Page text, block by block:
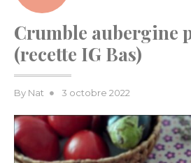
Crumble aubergine
(recette IG Bas)
By Nat
Posted
3 octobre 2022